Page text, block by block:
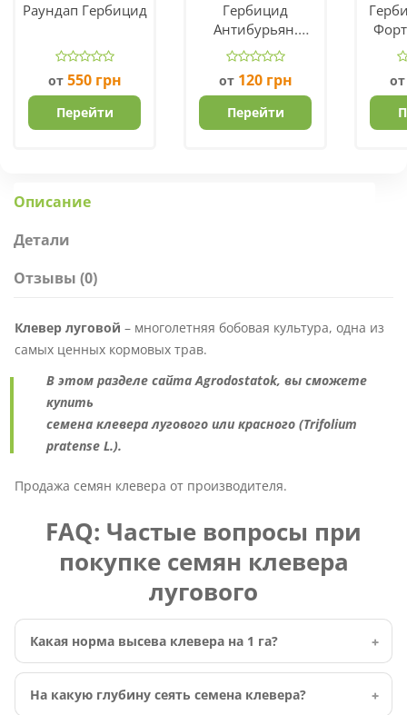
Раундап Гербицид
от 550 грн
Перейти
Гербицид
Антибурьян.
Производитель
Укравит.
от 120 грн
Перейти
Описание
Детали
Отзывы (0)
Клевер луговой – многолетняя бобовая культура, одна из
самых ценных кормовых трав.
В этом разделе сайта Agrodostatok, вы сможете
купить
семена клевера лугового или красного (Trifolium
pratense L.).
Продажа семян клевера от производителя.
FAQ: Частые вопросы при
покупке семян клевера
лугового
Какая норма высева клевера на 1 га?
На какую глубину сеять семена клевера?